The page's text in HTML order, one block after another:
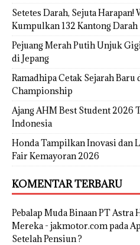
Setetes Darah, Sejuta Harapan!
Kumpulkan 132 Kantong Darah
Pejuang Merah Putih Unjuk
di Jepang
Ramadhipa Cetak Sejarah
Championship
Ajang AHM Best Student 2026
Indonesia
Honda Tampilkan Inovasi dan
Fair Kemayoran 2026
KOMENTAR TERBARU
Pebalap Muda Binaan PT
Mereka - jakmotor.compada
Setelah Pensiun ?